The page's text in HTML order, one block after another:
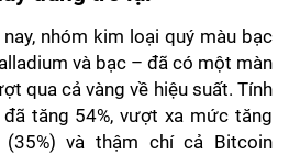
nhóm kim loại quý màu bạc
và bạc – đã có một màn
qua cả vàng về hiệu suất. Tính
tăng 54%, vượt xa mức tăng
(35%) và thậm chí cả Bitcoin